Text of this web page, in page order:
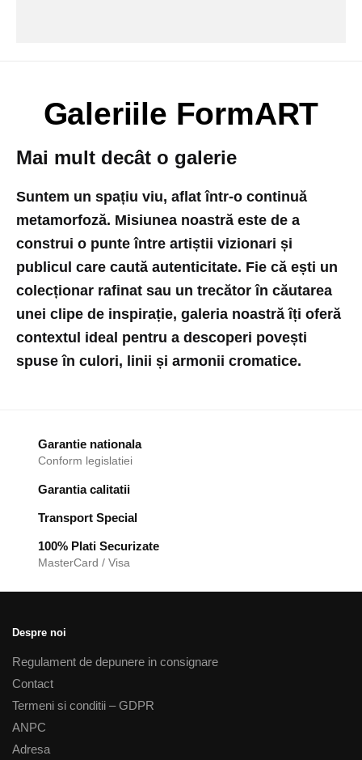
Galeriile FormART
Mai mult decât o galerie
Suntem un spațiu viu, aflat într-o continuă
metamorfoză. Misiunea noastră este de a
construi o punte între artiștii vizionari și
publicul care caută autenticitate. Fie că ești un
colecționar rafinat sau un trecător în căutarea
unei clipe de inspirație, galeria noastră îți oferă
contextul ideal pentru a descoperi povești
spuse în culori, linii și armonii cromatice.
Garantie nationala
Conform legislatiei
Garantia calitatii
Transport Special
100% Plati Securizate
MasterCard / Visa
Despre noi
Regulament de depunere in consignare
Contact
Termeni si conditii – GDPR
ANPC
Adresa